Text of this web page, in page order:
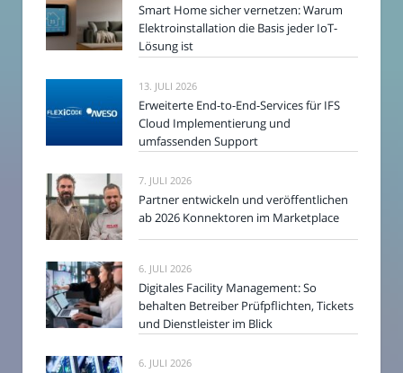
Smart Home sicher vernetzen: Warum
Elektroinstallation die Basis jeder IoT-
Lösung ist
13. JULI 2026
Erweiterte End-to-End-Services für IFS
Cloud Implementierung und
umfassenden Support
7. JULI 2026
Partner entwickeln und veröffentlichen
ab 2026 Konnektoren im Marketplace
6. JULI 2026
Digitales Facility Management: So
behalten Betreiber Prüfpflichten, Tickets
und Dienstleister im Blick
6. JULI 2026